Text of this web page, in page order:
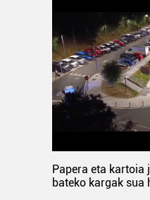
Papera eta kartoia
bateko kargak sua